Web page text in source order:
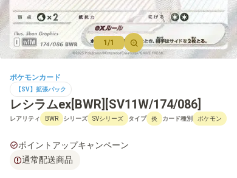
【SV】構築デッキ
【SV】その他商品
【S】拡張パック
【S】強化拡張パック
1/1
ポケモンカード
【SV】拡張パック
レシラムex[BWR][SV11W/174/086]
レアリティ BWR シリーズ SVシリーズ タイプ 炎 カード種別 ポケモン
ポイントアップキャンペーン
通常配送商品